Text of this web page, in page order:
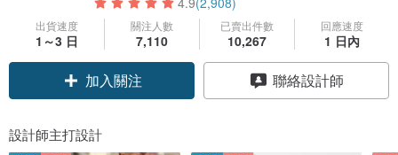
出貨速度
1～3 日
關注人數
7,110
已賣出件數
10,267
回應速度
1 日內
領優惠券
聯絡設計師
設計師主打設計